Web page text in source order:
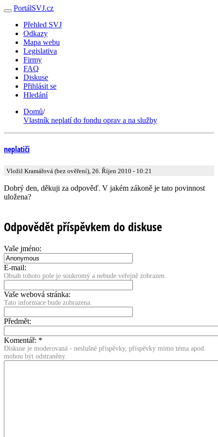
PortálSVJ.cz
Přehled SVJ
Odkazy
Mapa webu
Legislativa
Firmy
FAQ
Diskuse
Přihlásit se
Hledání
Domů/
Vlastník neplatí do fondu oprav a na služby
neplatiči
Vložil Kramářová (bez ověření), 26. Říjen 2010 - 10:21
Dobrý den, děkuji za odpověď. V jakém zákoně je tato povinnost
uložena?
Odpovědět příspěvkem do diskuse
Vaše jméno:
E-mail:
Obsah tohoto pole je soukromý a nebude veřejně zobrazen.
Vaše webová stránka:
Tato informace bude zobrazena.
Předmět:
Komentář: *
Diskuse je moderovaná - neslušné příspěvky, příspěvky mimo téma apod.
mohou být odstraněny.